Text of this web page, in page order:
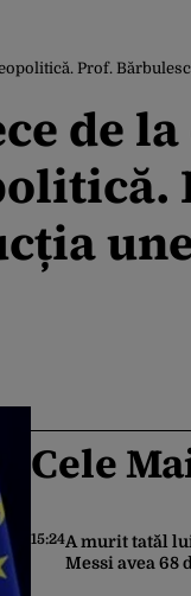
Bărbulescu: UE lucrează la
de la
Cele
15:24A murit tatăl
Messi avea 68